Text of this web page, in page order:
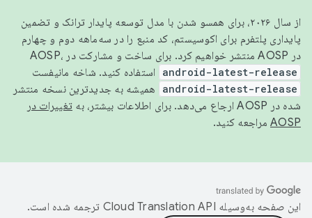
از سال ۲۰۲۶، برای همسو شدن با مدل توسعه پایدار ترانک و تضمین
پایداری پلتفرم برای اکوسیستم، کد منبع را در سه‌ماهه دوم و چهارم
در AOSP منتشر خواهیم کرد. برای ساخت و مشارکت در AOSP،
android-latest-release استفاده کنید. شاخه مانیفست
android-latest-release
همیشه به جدیدترین نسخه منتشر
شده در AOSP ارجاع می‌دهد. برای اطلاعات بیشتر، به
تغییرات در
AOSP مراجعه کنید.
این صفحه به‌وسیله ترجمه شده است.